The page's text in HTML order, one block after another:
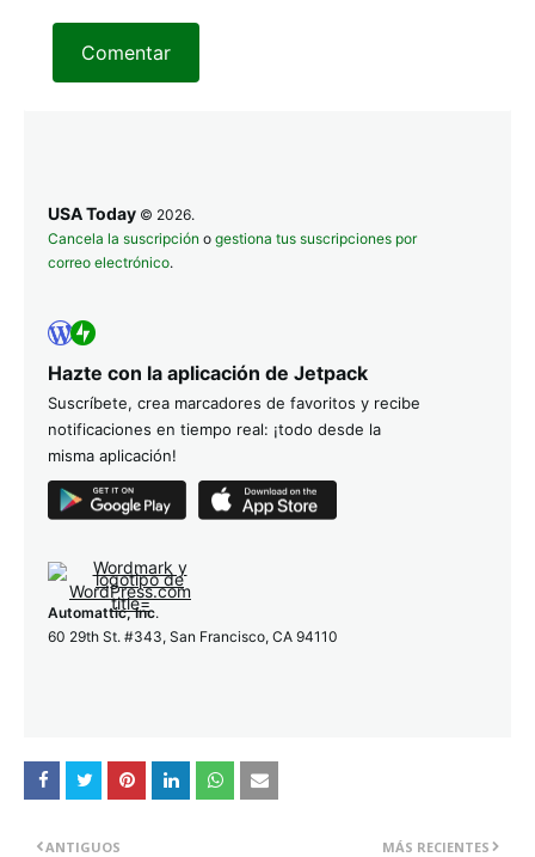
Comentar
USA Today © 2026.
Cancela la suscripción o gestiona tus suscripciones por
correo electrónico.
Hazte con la aplicación de Jetpack
Suscríbete, crea marcadores de favoritos y recibe
notificaciones en tiempo real: ¡todo desde la
misma aplicación!
Automattic, Inc.
60 29th St. #343, San Francisco, CA 94110
MÁS RECIENTES
ANTIGUOS